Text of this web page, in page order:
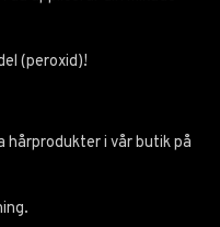
(peroxid)!
hårprodukter i vår butik på